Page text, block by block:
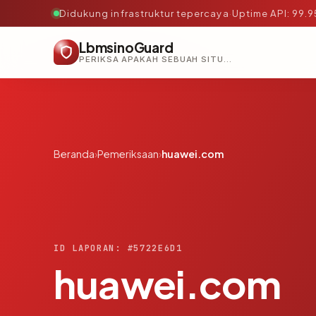
Didukung infrastruktur tepercaya·Uptime API:
LbmsinoGuard
PERIKSA APAKAH SEBUAH SITUS AMAN, TEPERCAYA, DAN TERVERIFIKASI DALAM HITUNGAN DETIK.
Beranda›Pemeriksaan›huawei.com
ID LAPORAN: #5722E6D1
huawei.com